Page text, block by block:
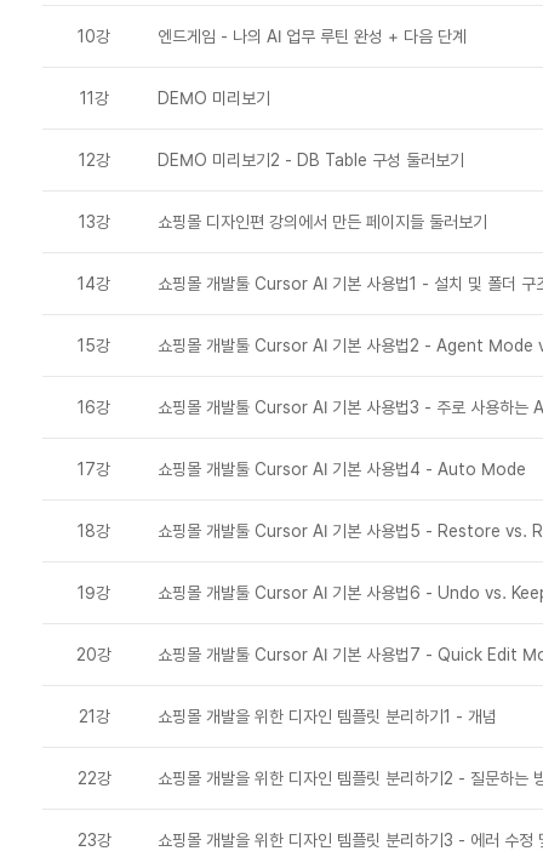
10강 엔드게임 - 나의 AI 업무 루틴 완성 + 다음 단계
11강 DEMO 미리보기
12강 DEMO 미리보기2 - DB Table 구성 둘러보기
13강 쇼핑몰 디자인편 강의에서 만든 페이지들 둘러보기
14강 쇼핑몰 개발툴 Cursor AI 기본 사용법1 - 설치 및 폴더 구
15강 쇼핑몰 개발툴 Cursor AI 기본 사용법2 - Agent
16강 쇼핑몰 개발툴 Cursor AI 기본 사용법3 - 주로 사용하는
17강 쇼핑몰 개발툴 Cursor AI 기본 사용법4 - Auto Mode
18강 쇼핑몰 개발툴 Cursor AI 기본 사용법5 - Restore vs.
19강 쇼핑몰 개발툴 Cursor AI 기본 사용법6 - Undo vs.
20강 쇼핑몰 개발툴 Cursor AI 기본 사용법7 - Quick Edit
21강 쇼핑몰 개발을 위한 디자인 템플릿 분리하기1 - 개념
22강 쇼핑몰 개발을 위한 디자인 템플릿 분리하기2 - 질문하는
23강 쇼핑몰 개발을 위한 디자인 템플릿 분리하기3 - 에러 수정